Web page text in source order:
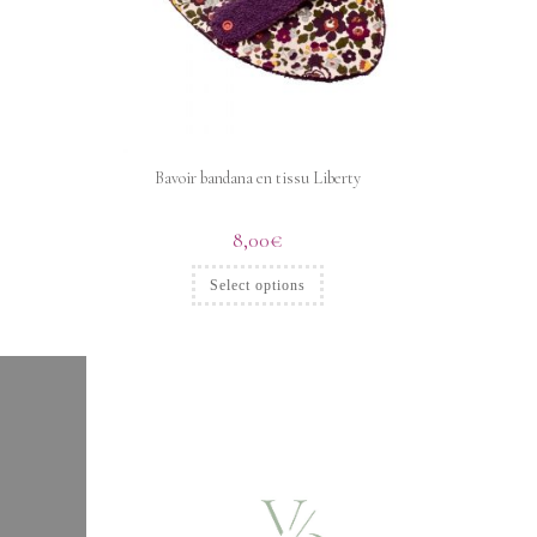
Bavoir bandana en tissu Liberty
8,00€
Select options